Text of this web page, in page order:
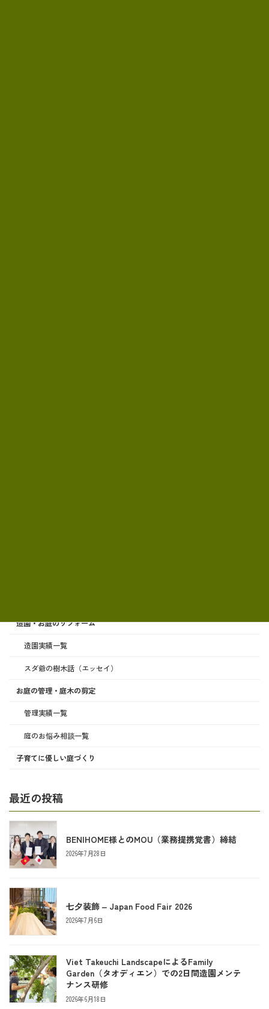
造園・お庭のリフォーム
造園実績一覧
スダ爺の樹木話（エッセイ）
お庭の管理・庭木の剪定
管理実績一覧
庭のお悩み相談一覧
子育てに優しい庭づくり
最近の投稿
BENIHOME様とのMOU（業務提携覚書）締結
2026年7月28日
七夕装飾 ‒ Japan Food Fair 2026
2026年7月6日
Viet Takeuchi LandscapeによるFamily
Garden（タオディエン）での2日間造園メンテ
ナンス研修
2026年6月18日